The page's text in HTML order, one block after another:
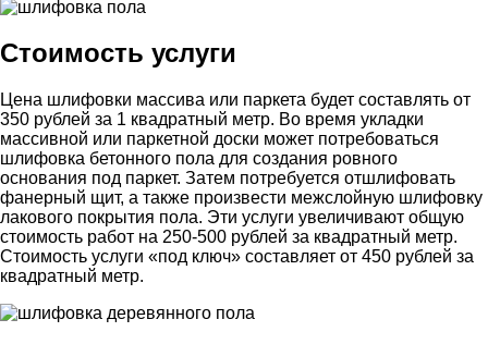
Стоимость услуги
Цена шлифовки массива или паркета будет составлять от
350 рублей за 1 квадратный метр. Во время укладки
массивной или паркетной доски может потребоваться
шлифовка бетонного пола для создания ровного
основания под паркет. Затем потребуется отшлифовать
фанерный щит, а также произвести межслойную шлифовку
лакового покрытия пола. Эти услуги увеличивают общую
стоимость работ на 250-500 рублей за квадратный метр.
Стоимость услуги «под ключ» составляет от 450 рублей за
квадратный метр.